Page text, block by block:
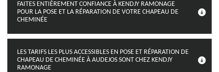
FAITES ENTIÈREMENT CONFIANCE À KENDJY RAMONAGE
POUR LA POSE ET LA RÉPARATION DE VOTRE CHAPEAU DE
CHEMINÉE
LES TARIFS LES PLUS ACCESSIBLES EN POSE ET RÉPARATION DE
CHAPEAU DE CHEMINÉE À AUDEJOS SONT CHEZ KENDJY
RAMONAGE